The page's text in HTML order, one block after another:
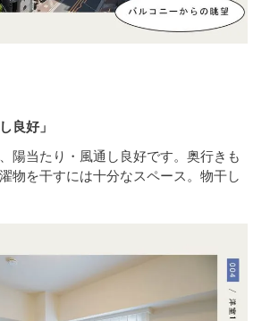
良好」
陽当たり・風通し良好です。奥行きも
物を干すには十分なスペース。物干し